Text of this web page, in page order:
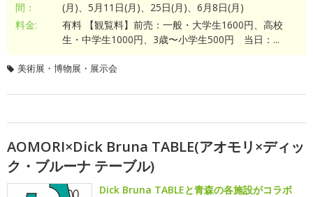
間：
(月)、5月11日(月)、25日(月)、6月8日(月)
料金:
有料 【観覧料】前売：一般・大学生1600円、高校
生・中学生1000円、3歳〜小学生500円 当日：...
美術展・博物展・展示会
AOMORI×Dick Bruna TABLE(アオモリ×ディッ
ク・ブルーナ テーブル)
Dick Bruna TABLEと青森の各施設がコラボ